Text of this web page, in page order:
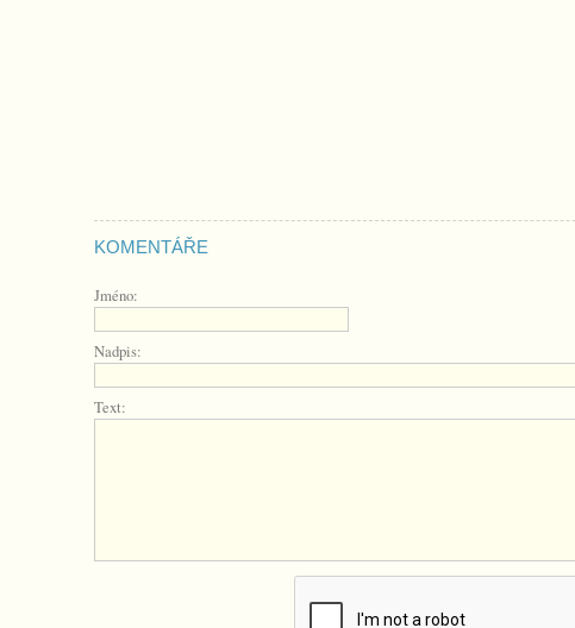
KOMENTÁŘE
Jméno:
Nadpis:
Text: